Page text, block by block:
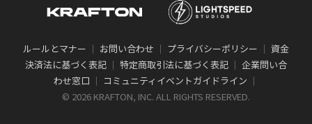
ルールとマナー ｜ お問い合わせ ｜ プライバシーポリシー ｜ 資金
決済法に基づく表記 ｜ 特定商取引法に基づく表記 ｜ 企業問い合
わせ窓口 ｜ コミュニティイベントガイドライン ｜
© 2026 KRAFTON, INC. ALL RIGHTS RESERVED.